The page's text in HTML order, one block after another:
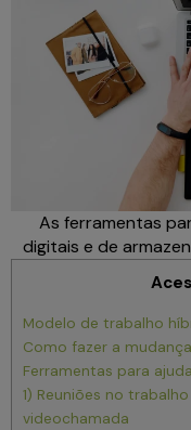
As ferramentas
digitais e de
Modelo de trabalho
Como fazer a
Ferramentas para
1) Reuniões no
videochamada